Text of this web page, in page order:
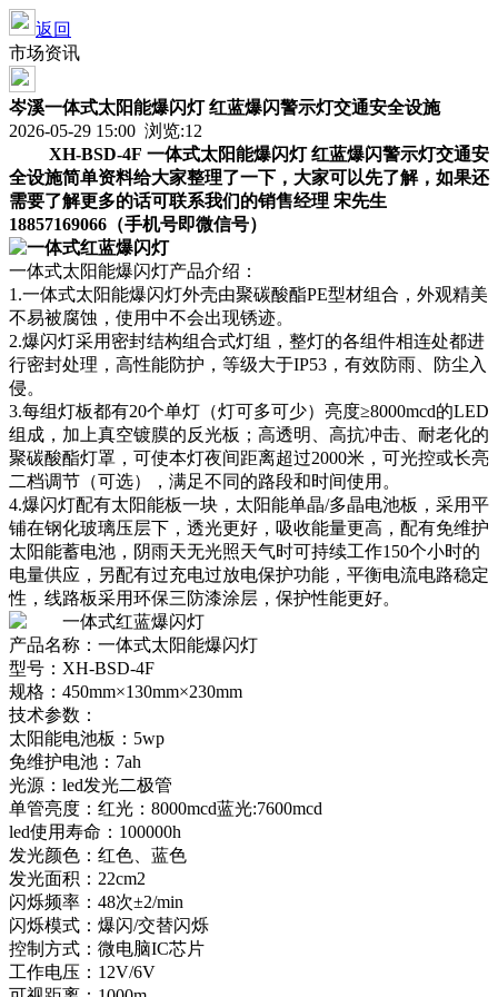
返回
市场资讯
岑溪一体式太阳能爆闪灯 红蓝爆闪警示灯交通安全设施
2026-05-29 15:00 浏览:12
XH-BSD-4F 一体式太阳能爆闪灯 红蓝爆闪警示灯交通安
全设施简单资料给大家整理了一下，大家可以先了解，如果还
需要了解更多的话可联系我们的销售经理 宋先生
18857169066（手机号即微信号）
一体式太阳能爆闪灯产品介绍：
1.一体式太阳能爆闪灯外壳由聚碳酸酯PE型材组合，外观精美
不易被腐蚀，使用中不会出现锈迹。
2.爆闪灯采用密封结构组合式灯组，整灯的各组件相连处都进
行密封处理，高性能防护，等级大于IP53，有效防雨、防尘入
侵。
3.每组灯板都有20个单灯（灯可多可少）亮度≥8000mcd的LED
组成，加上真空镀膜的反光板；高透明、高抗冲击、耐老化的
聚碳酸酯灯罩，可使本灯夜间距离超过2000米，可光控或长亮
二档调节（可选），满足不同的路段和时间使用。
4.爆闪灯配有太阳能板一块，太阳能单晶/多晶电池板，采用平
铺在钢化玻璃压层下，透光更好，吸收能量更高，配有免维护
太阳能蓄电池，阴雨天无光照天气时可持续工作150个小时的
电量供应，另配有过充电过放电保护功能，平衡电流电路稳定
性，线路板采用环保三防漆涂层，保护性能更好。
产品名称：一体式太阳能爆闪灯
型号： XH-BSD-4F
规格： 450mm×130mm×230mm
技术参数：
太阳能电池板： 5wp
免维护电池： 7ah
光源：led发光二极管
单管亮度：红光：8000mcd蓝光:7600mcd
led使用寿命： 100000h
发光颜色：红色、蓝色
发光面积： 22cm2
闪烁频率：48次±2/min
闪烁模式：爆闪/交替闪烁
控制方式：微电脑IC芯片
工作电压： 12V/6V